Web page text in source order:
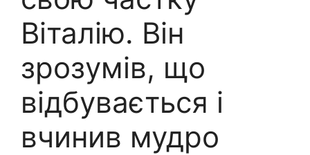
Віталію. Він
зрозумів, що
відбувається і
вчинив мудро